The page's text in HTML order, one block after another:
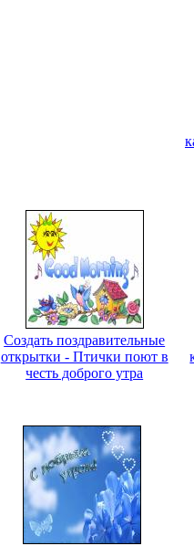
Создать поздравительные
открытки - Птички поют в
честь доброго утра